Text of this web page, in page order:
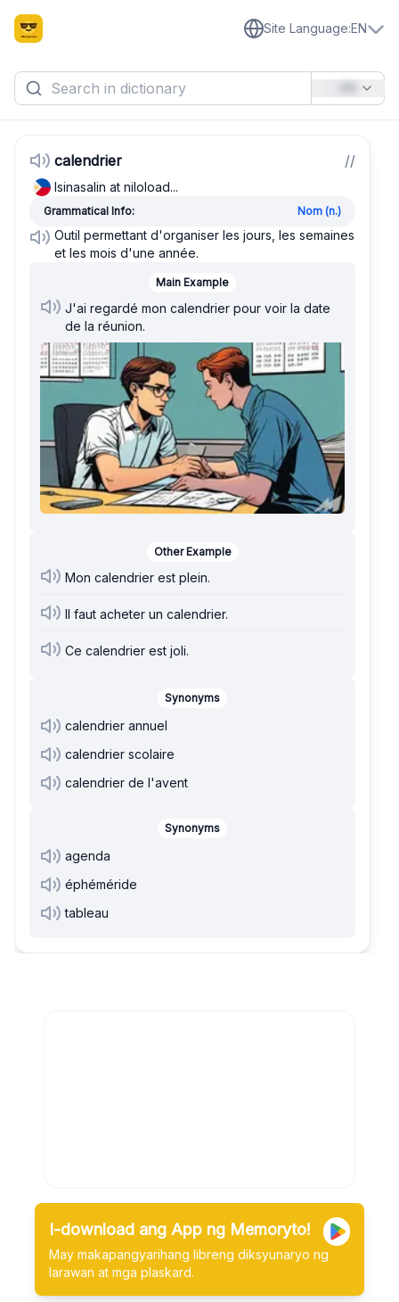
Site Language:EN
calendrier //
Isinasalin at niloload...
Grammatical Info: Nom (n.)
Outil permettant d'organiser les jours, les semaines
et les mois d'une année.
Main Example
J'ai regardé mon calendrier pour voir la date
de la réunion.
Other Example
Mon calendrier est plein.
Il faut acheter un calendrier.
Ce calendrier est joli.
Synonyms
calendrier annuel
calendrier scolaire
calendrier de l'avent
Synonyms
agenda
éphéméride
tableau
I-download ang App ng Memoryto!
May makapangyarihang libreng diksyunaryo ng
larawan at mga plaskard.